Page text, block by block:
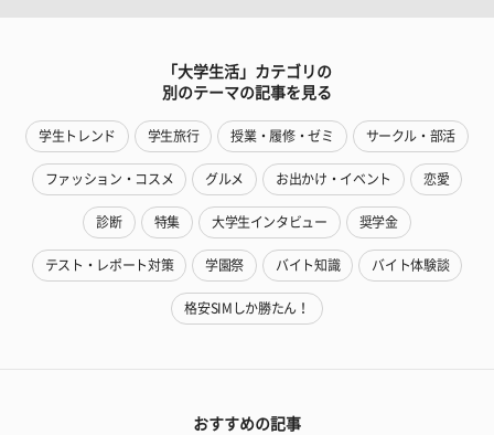
「大学生活」カテゴリの
別のテーマの記事を見る
学生トレンド 学生旅行 授業・履修・ゼミ サークル・部活
ファッション・コスメ グルメ お出かけ・イベント 恋愛
診断 特集 大学生インタビュー 奨学金
テスト・レポート対策 学園祭 バイト知識 バイト体験談
格安SIMしか勝たん！
おすすめの記事